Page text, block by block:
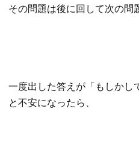
その問題は後に回して次の問
一度出した答えが「もしかし
と不安になったら、